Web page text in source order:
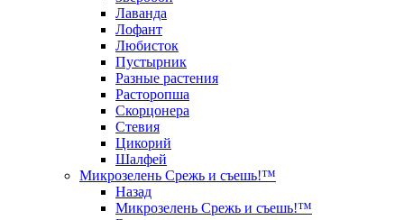
Лаванда
Лофант
Любисток
Пустырник
Разные растения
Расторопша
Скорцонера
Стевия
Цикорий
Шалфей
Микрозелень Срежь и съешь!™
Назад
Микрозелень Срежь и съешь!™